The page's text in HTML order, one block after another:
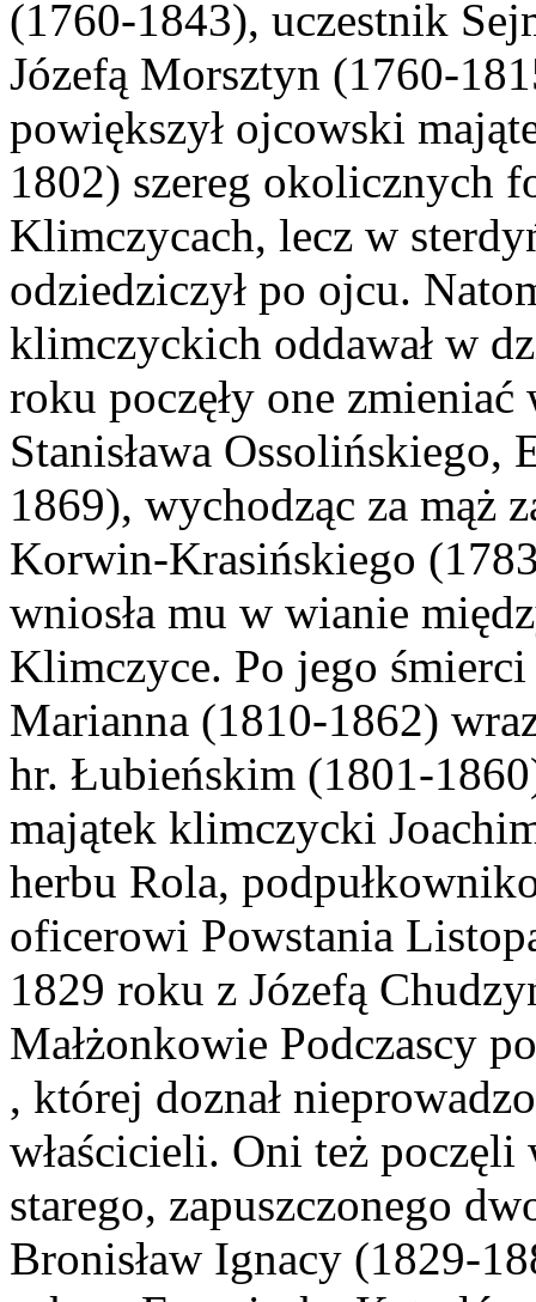
(1760-1843), uczestnik
Józefą Morsztyn (1760-
powiększył ojcowski
1802) szereg okolicznych
Klimczycach, lecz w
odziedziczył po ojcu.
klimczyckich oddawał w
roku poczęły one zmieniać
Stanisława
1869), wychodząc za mąż
Korwin-Krasińskiego
wniosła mu w wianie
Klimczyce. Po jego
Marianna (1810-1862)
hr. Łubieńskim (1801-
majątek klimczycki
herbu Rola,
oficerowi Powstania
1829 roku z Józefą
Małżonkowie Podczascy
, której doznał
właścicieli. Oni też
starego, zapuszczonego
Bronisław Ignacy (1829-